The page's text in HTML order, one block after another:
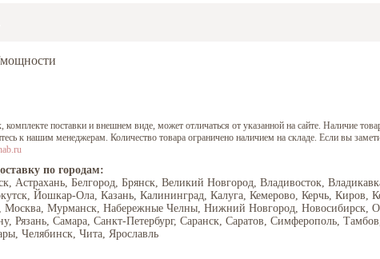
мощности
поставки и внешнем виде, может отличаться от указанной на сайте. Наличие
к нашим менеджерам. Количество товара ограничено наличием на складе. Если вы
по городам:
Астрахань, Белгород, Брянск, Великий Новгород, Владивосток,
Йошкар-Ола, Казань, Калининград, Калуга, Кемерово, Керчь, Киров,
Москва, Мурманск, Набережные Челны, Нижний Новгород, Новосибирск,
Рязань, Самара, Санкт-Петербург, Саранск, Саратов, Симферополь,
Челябинск, Чита, Ярославль